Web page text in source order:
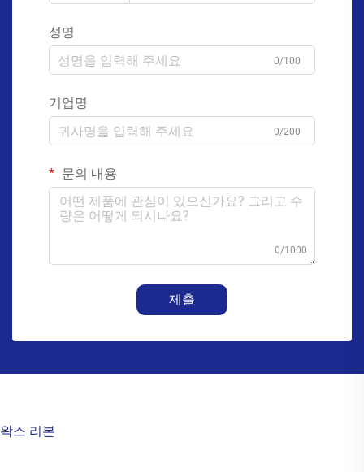
성명
0/100
기업명
0/200
문의 내용
0/1000
제출
왁스 리본